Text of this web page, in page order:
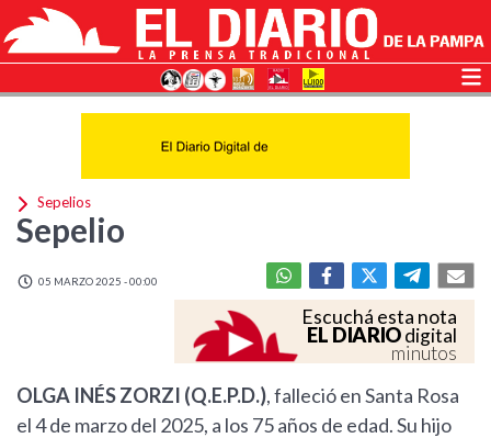
Sepelios
Sepelio
05 MARZO 2025 - 00:00
Escuchá esta nota
EL DIARIOdigital
minutos
OLGA INÉS ZORZI (Q.E.P.D.), falleció en Santa Rosa
el 4 de marzo del 2025, a los 75 años de edad. Su hijo